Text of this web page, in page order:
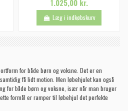
1.025,00 kr.
Læg i indkøbskurv
for både børn og voksne. Det er en
få lidt motion. Men løbehjulet kan også
for både børn og voksne, især når man bruger
formål er ramper til løbehjul det perfekte